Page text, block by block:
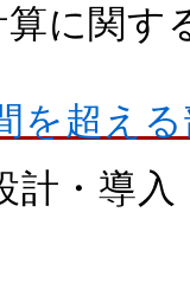
に関す
を超え
・導入